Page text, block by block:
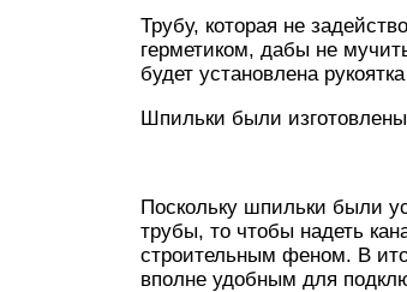
Трубу, которая не
герметиком, дабы не
будет установлена
Шпильки были
Поскольку шпильки были
трубы, то чтобы надеть
строительным феном. В
вполне удобным для